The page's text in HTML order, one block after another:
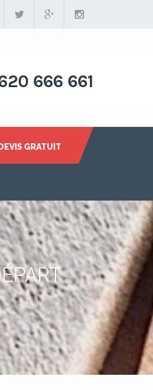
666 661
DEVIS GRATUIT